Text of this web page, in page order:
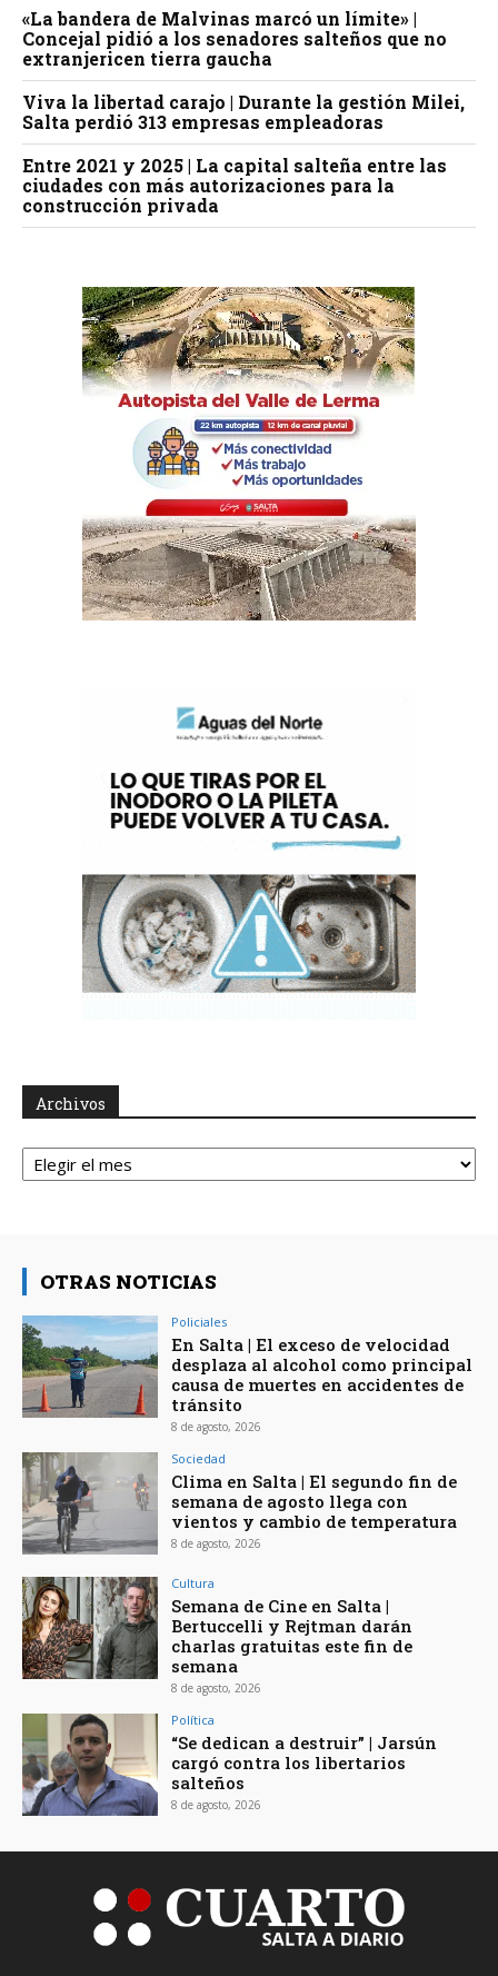
«La bandera de Malvinas marcó un límite» |
Concejal pidió a los senadores salteños que no
extranjericen tierra gaucha
Viva la libertad carajo | Durante la gestión Milei,
Salta perdió 313 empresas empleadoras
Entre 2021 y 2025 | La capital salteña entre las
ciudades con más autorizaciones para la
construcción privada
Archivos
Archivos
OTRAS NOTICIAS
Policiales
En Salta | El exceso de velocidad
desplaza al alcohol como principal
causa de muertes en accidentes de
tránsito
8 de agosto, 2026
Sociedad
Clima en Salta | El segundo fin de
semana de agosto llega con
vientos y cambio de temperatura
8 de agosto, 2026
Cultura
Semana de Cine en Salta |
Bertuccelli y Rejtman darán
charlas gratuitas este fin de
semana
8 de agosto, 2026
Política
“Se dedican a destruir” | Jarsún
cargó contra los libertarios
salteños
8 de agosto, 2026